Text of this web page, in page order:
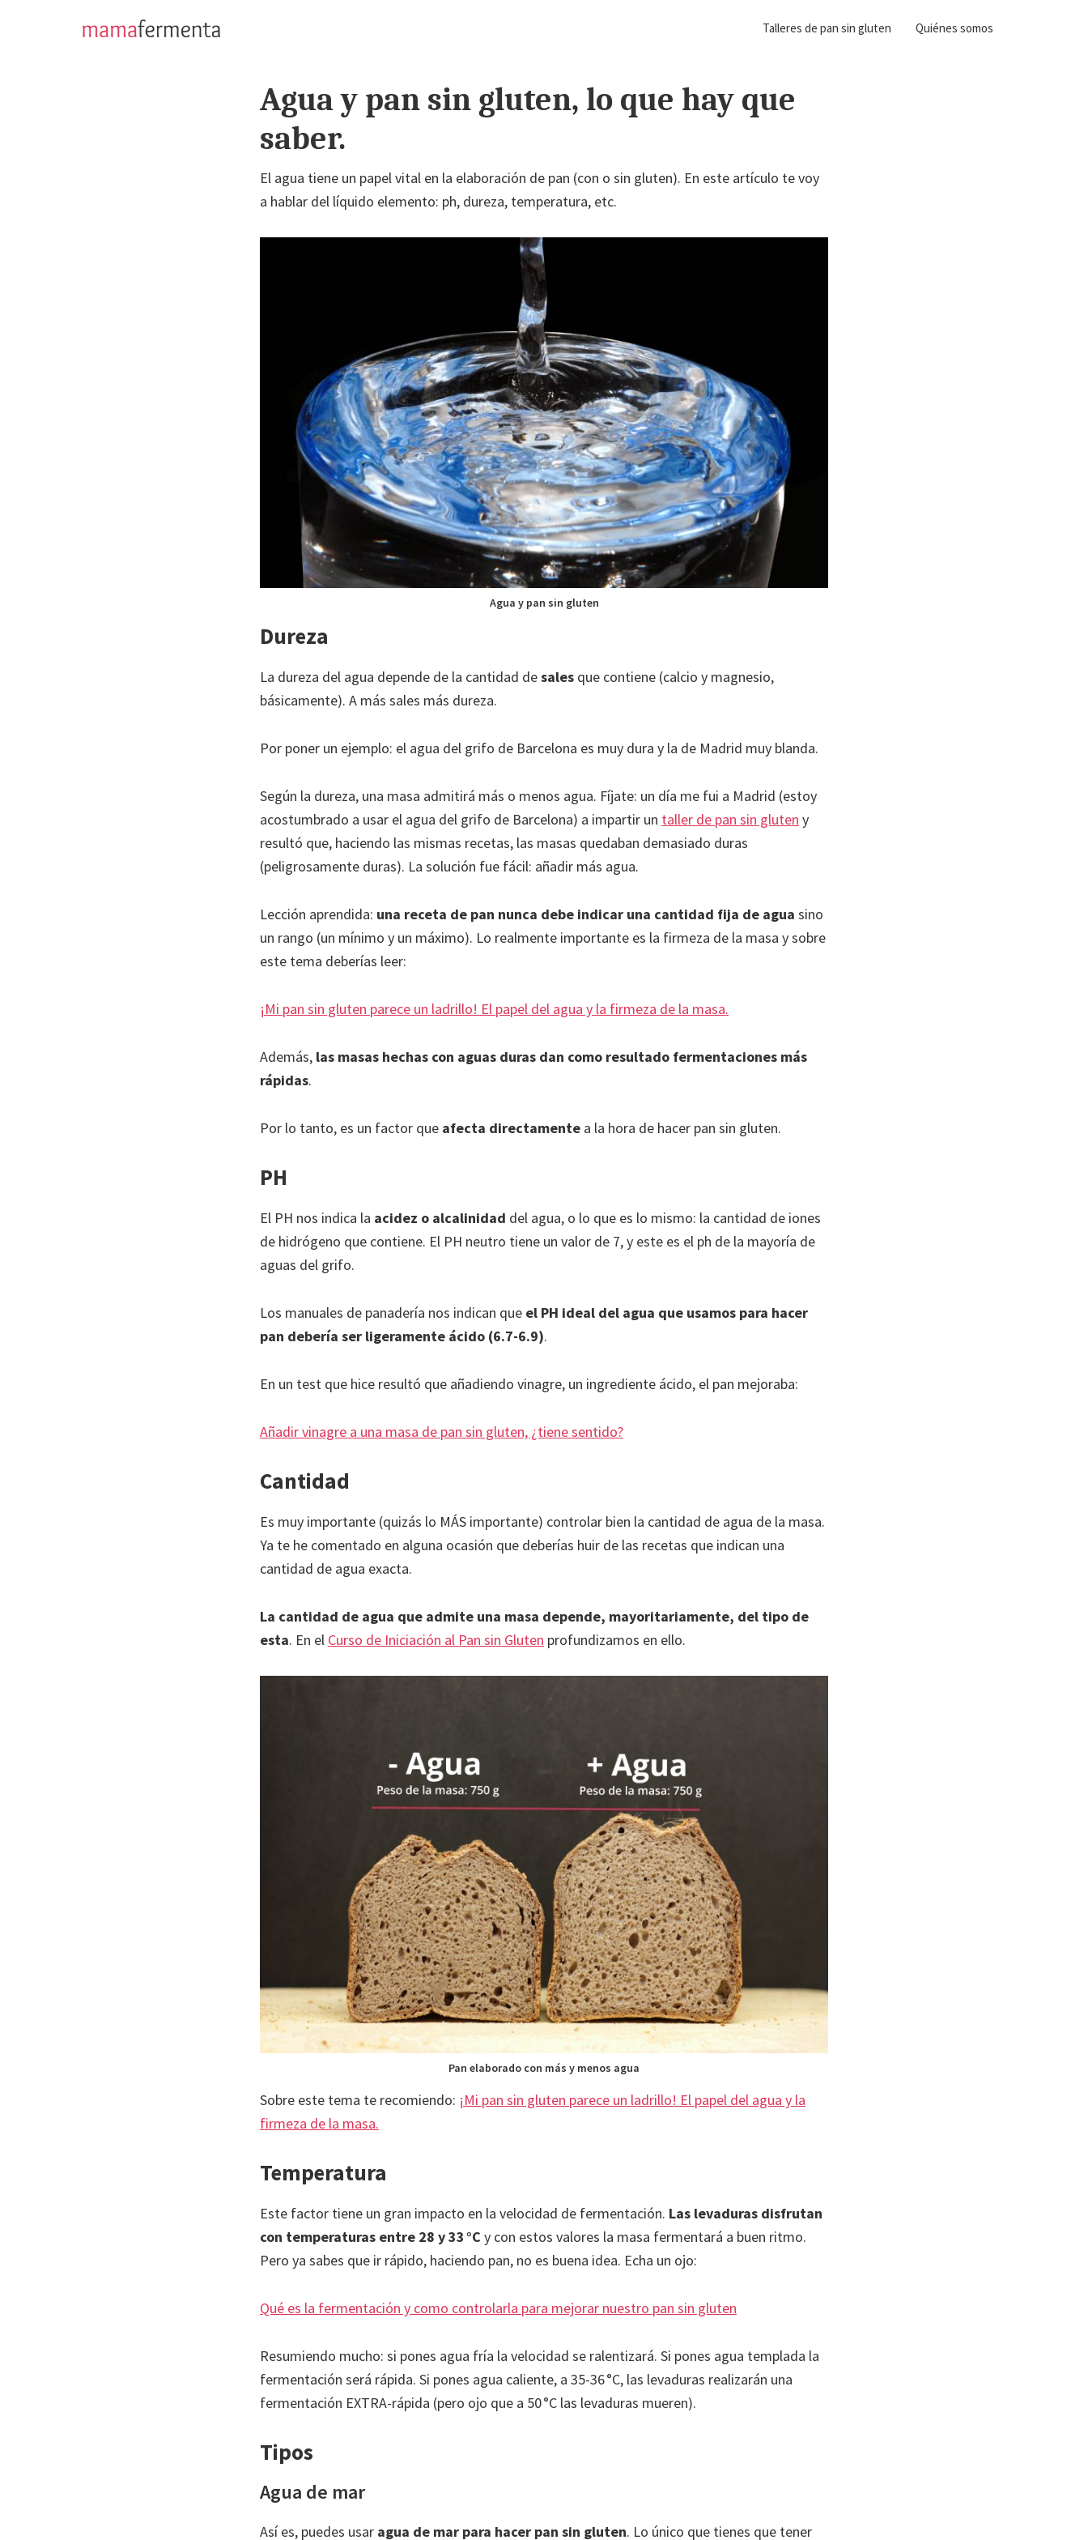
Talleres de pan sin gluten Quiénes somos
Agua y pan sin gluten, lo que hay que
saber.
El agua tiene un papel vital en la elaboración de pan (con o sin gluten). En este artículo te voy
a hablar del líquido elemento: ph, dureza, temperatura, etc.
Agua y pan sin gluten
Dureza
La dureza del agua depende de la cantidad desales que contiene (calcio y magnesio,
básicamente). A más sales más dureza.
Por poner un ejemplo: el agua del grifo de Barcelona es muy dura y la de Madrid muy blanda.
Según la dureza, una masa admitirá más o menos agua. Fíjate: un día me fui a Madrid (estoy
acostumbrado a usar el agua del grifo de Barcelona) a impartir un taller de pan sin gluten y
resultó que, haciendo las mismas recetas, las masas quedaban demasiado duras
(peligrosamente duras). La solución fue fácil: añadir más agua.
Lección aprendida: una receta de pan nunca debe indicar una cantidad fija de agua sino
un rango (un mínimo y un máximo). Lo realmente importante es la firmeza de la masa y sobre
este tema deberías leer:
¡Mi pan sin gluten parece un ladrillo! El papel del agua y la firmeza de la masa.
Además, las masas hechas con aguas duras dan como resultado fermentaciones más
rápidas.
Por lo tanto, es un factor que afecta directamente a la hora de hacer pan sin gluten.
PH
El PH nos indica la acidez o alcalinidad del agua, o lo que es lo mismo: la cantidad de iones
de hidrógeno que contiene. El PH neutro tiene un valor de 7, y este es el ph de la mayoría de
aguas del grifo.
Los manuales de panadería nos indican que el PH ideal del agua que usamos para hacer
pan debería ser ligeramente ácido (6.7-6.9).
En un test que hice resultó que añadiendo vinagre, un ingrediente ácido, el pan mejoraba:
Añadir vinagre a una masa de pan sin gluten, ¿tiene sentido?
Cantidad
Es muy importante (quizás lo MÁS importante) controlar bien la cantidad de agua de la masa.
Ya te he comentado en alguna ocasión que deberías huir de las recetas que indican una
cantidad de agua exacta.
La cantidad de agua que admite una masa depende, mayoritariamente, del tipo de
esta. En el Curso de Iniciación al Pan sin Gluten profundizamos en ello.
Pan elaborado con más y menos agua
Sobre este tema te recomiendo: ¡Mi pan sin gluten parece un ladrillo! El papel del agua y la
firmeza de la masa.
Temperatura
Este factor tiene un gran impacto en la velocidad de fermentación. Las levaduras disfrutan
con temperaturas entre 28 y 33 °C y con estos valores la masa fermentará a buen ritmo.
Pero ya sabes que ir rápido, haciendo pan, no es buena idea. Echa un ojo:
Qué es la fermentación y como controlarla para mejorar nuestro pan sin gluten
Resumiendo mucho: si pones agua fría la velocidad se ralentizará. Si pones agua templada la
fermentación será rápida. Si pones agua caliente, a 35-36 °C, las levaduras realizarán una
fermentación EXTRA-rápida (pero ojo que a 50 °C las levaduras mueren).
Tipos
Agua de mar
Así es, puedes usar agua de mar para hacer pan sin gluten. Lo único que tienes que tener